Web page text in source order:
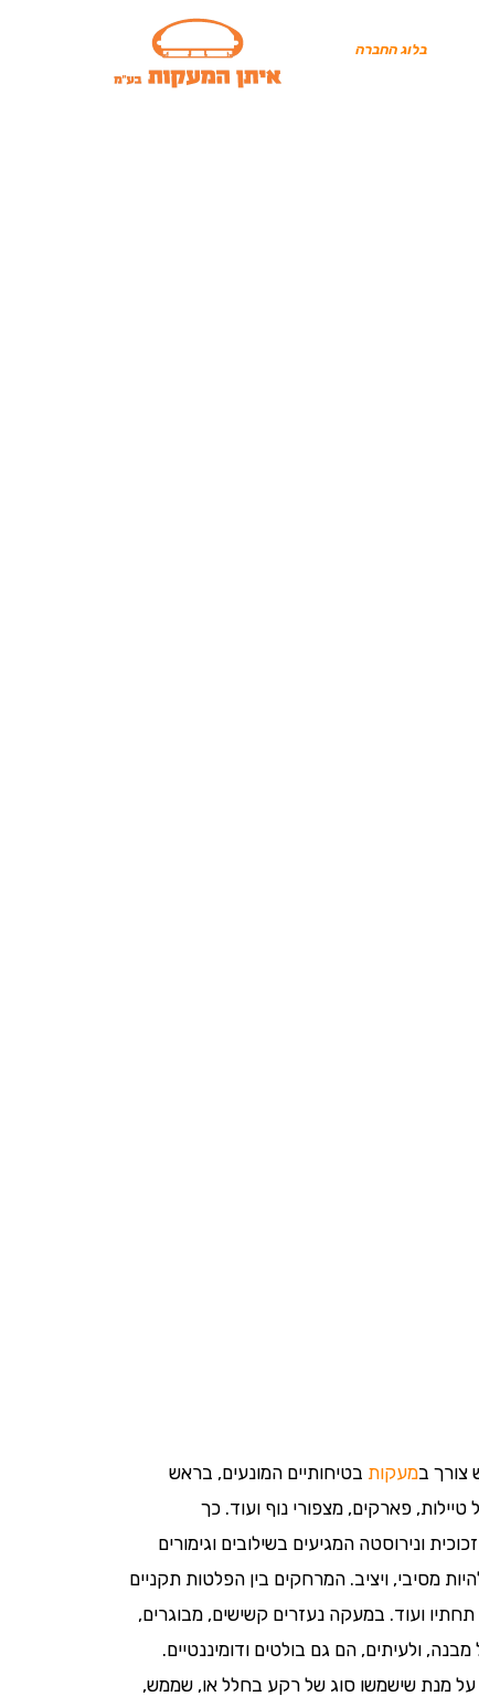
בלוג החברה
צורך במעקות בטיחותיים המונעים, בראש
פארקים, מצפורי נוף ועוד. כך
ונירוסטה המגיעים בשילובים וגימורים
מסיבי, ויציב. המרחקים בין הפלטות תקניים
ועוד. במעקה נעזרים קשישים, מבוגרים,
ולעיתים, הם גם בולטים ודומיננטיים.
על מנת שישמשו סוג של רקע בחלל או, שממש,